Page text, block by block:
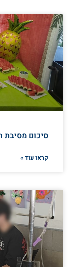
סיכום מסיבת
קראו עוד »